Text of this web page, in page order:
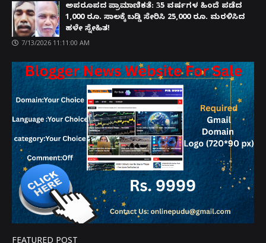
ಅಪರೂಪದ ಪ್ರಾಮಾಣಿಕತೆ: 35 ವರ್ಷಗಳ ಹಿಂದೆ ಪಡೆದ
1,000 ರೂ. ಸಾಲಕ್ಕೆ ಬಡ್ಡಿ ಸೇರಿಸಿ 25,000 ರೂ. ಮರಳಿಸಿದ
ಹಳೇ ಸ್ನೇಹಿತ!
7/13/2026 11:11:00 AM